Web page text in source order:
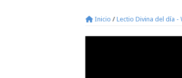
Inicio / Lectio Divina del día -